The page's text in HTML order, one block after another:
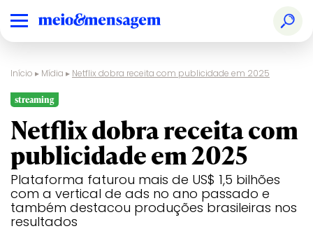
Início ▸ Mídia ▸ Netflix dobra receita com publicidade em 2025
streaming
Netflix dobra receita com
publicidade em 2025
Plataforma faturou mais de US$ 1,5 bilhões
com a vertical de ads no ano passado e
também destacou produções brasileiras nos
resultados